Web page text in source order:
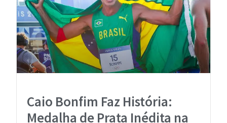
Caio Bonfim Faz História:
Medalha de Prata Inédita na